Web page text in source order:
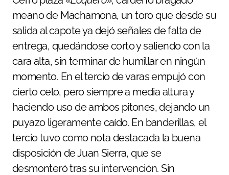
meano de Machamona, un toro que desde su
salida al capote ya dejó señales de falta de
entrega, quedándose corto y saliendo con la
cara alta, sin terminar de humillar en ningún
momento. En el tercio de varas empujó con
cierto celo, pero siempre a media altura y
haciendo uso de ambos pitones, dejando un
puyazo ligeramente caído. En banderillas, el
tercio tuvo como nota destacada la buena
disposición de Juan Sierra, que se
desmonteró tras su intervención. Sin